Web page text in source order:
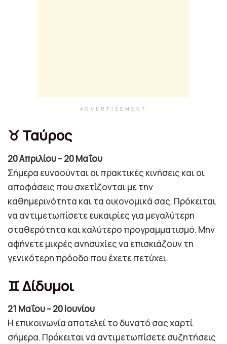
ADVERTISEMENT
♉ Ταύρος
20 Απριλίου – 20 Μαΐου
Σήμερα ευνοούνται οι πρακτικές κινήσεις και οι
αποφάσεις που σχετίζονται με την
καθημερινότητα και τα οικονομικά σας. Πρόκειται
να αντιμετωπίσετε ευκαιρίες για μεγαλύτερη
σταθερότητα και καλύτερο προγραμματισμό. Μην
αφήνετε μικρές ανησυχίες να επισκιάζουν τη
γενικότερη πρόοδο που έχετε πετύχει.
♊ Δίδυμοι
21 Μαΐου – 20 Ιουνίου
Η επικοινωνία αποτελεί το δυνατό σας χαρτί
σήμερα. Πρόκειται να αντιμετωπίσετε συζητήσεις